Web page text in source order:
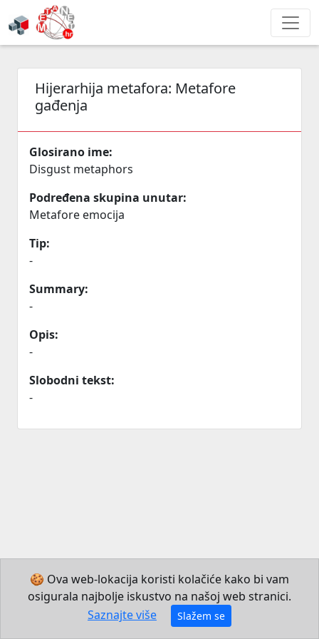
Hijerarhija metafora: Metafore
gađenja
Glosirano ime:
Disgust metaphors
Podređena skupina unutar:
Metafore emocija
Tip:
-
Summary:
-
Opis:
-
Slobodni tekst:
-
🍪 Ova web-lokacija koristi kolačiće kako bi vam
osigurala najbolje iskustvo na našoj web stranici.
Saznajte više
Slažem se
© 2026 Institut za hrvatski jezik i jezikoslovlje
Izradio JB Mechatronics